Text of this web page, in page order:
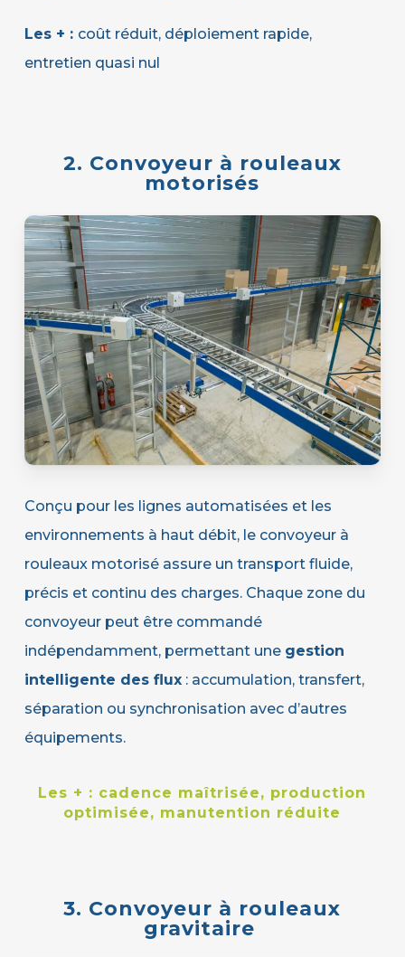
Les + : coût réduit, déploiement rapide,
entretien quasi nul
2. Convoyeur à rouleaux
motorisés
Conçu pour les lignes automatisées et les
environnements à haut débit, le convoyeur à
rouleaux motorisé assure un transport fluide,
précis et continu des charges. Chaque zone du
convoyeur peut être commandé
indépendamment, permettant une gestion
intelligente des flux: accumulation, transfert,
séparation ou synchronisation avec d’autres
équipements.
Les + : cadence maîtrisée, production
optimisée, manutention réduite
3. Convoyeur à rouleaux
gravitaire